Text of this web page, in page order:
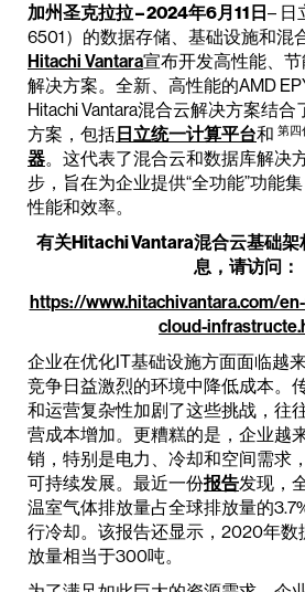
加州圣克拉拉 – 2024年6月11日– 日
6501）的数据存储、基础设施和混
Hitachi Vantara宣布开发高性能、
解决方案。全新、高性能的AMD
Hitachi Vantara混合云解决方案结
方案，包括日立统一计算平台和 第四
器。这代表了混合云和数据库解决
步，旨在为企业提供“全功能”功能
性能和效率。
有关Hitachi Vantara混合云基础
息，请访问：
https://www.hitachivantara.com/
cloud-
企业在优化IT基础设施方面面临越
竞争日益激烈的环境中降低成本。
和运营复杂性加剧了这些挑战，往
营成本增加。更糟糕的是，企业越
销，特别是电力、冷却和空间需求
可持续发展。最近一份报告发现，
温室气体排放量占全球排放量的
行冷却。该报告还显示，2020年数
放量相当于300吨。